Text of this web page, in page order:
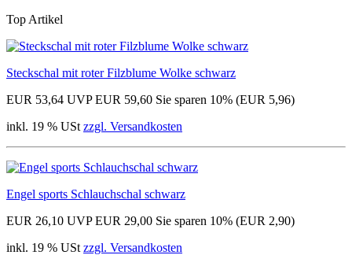
Top Artikel
Steckschal mit roter Filzblume Wolke schwarz
EUR 53,64 UVP EUR 59,60 Sie sparen 10% (EUR 5,96)
inkl. 19 % USt zzgl. Versandkosten
Engel sports Schlauchschal schwarz
EUR 26,10 UVP EUR 29,00 Sie sparen 10% (EUR 2,90)
inkl. 19 % USt zzgl. Versandkosten